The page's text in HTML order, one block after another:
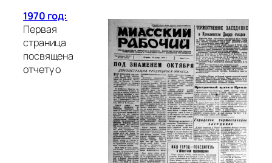
1970 год:
Первая
страница
посвящена
отчету о